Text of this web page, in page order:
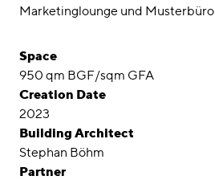
Marketinglounge und Musterbüro
Space
950 qm BGF/sqm GFA
Creation Date
2023
Building Architect
Stephan Böhm
Partner